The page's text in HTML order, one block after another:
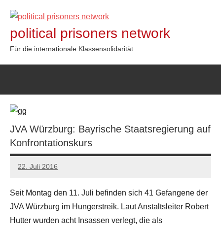
Inhalt
springen
political prisoners network
Für die internationale Klassensolidarität
JVA Würzburg: Bayrische Staatsregierung auf
Konfrontationskurs
22. Juli 2016
admin
Seit Montag den 11. Juli befinden sich 41 Gefangene der
JVA Würzburg im Hungerstreik. Laut Anstaltsleiter Robert
Hutter wurden acht Insassen verlegt, die als